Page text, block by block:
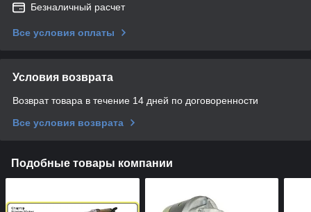
Безналичный расчет
Все условия оплаты
Условия возврата
Возврат товара в течение 14 дней по договоренности
Все условия возврата
Подобные товары компании